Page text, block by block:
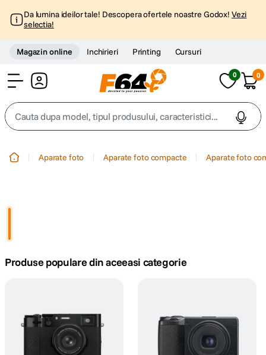
Da lumina ideilor tale! Descopera ofertele noastre Godox! Vezi
selectia!
Magazin online Inchirieri Printing Cursuri
0 0
Cauta dupa model, tipul produsului, caracteristici...
4. peak design
6. lavaliera
card memorie
Aparate foto Aparate foto compacte Aparate foto
Produse populare din aceeasi categorie